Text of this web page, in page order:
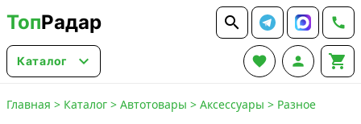
ТопРадар  
Каталог    
Главная > Каталог > Автотовары > Аксессуары > Разное